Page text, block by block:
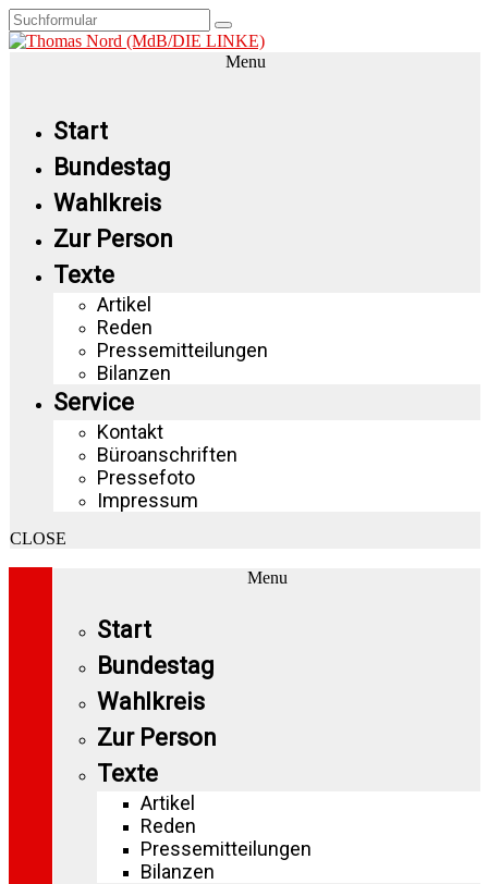
Menu
Start
Bundestag
Wahlkreis
Zur Person
Texte
Artikel
Reden
Pressemitteilungen
Bilanzen
Service
Kontakt
Büroanschriften
Pressefoto
Impressum
CLOSE
Menu
Start
Bundestag
Wahlkreis
Zur Person
Texte
Artikel
Reden
Pressemitteilungen
Bilanzen